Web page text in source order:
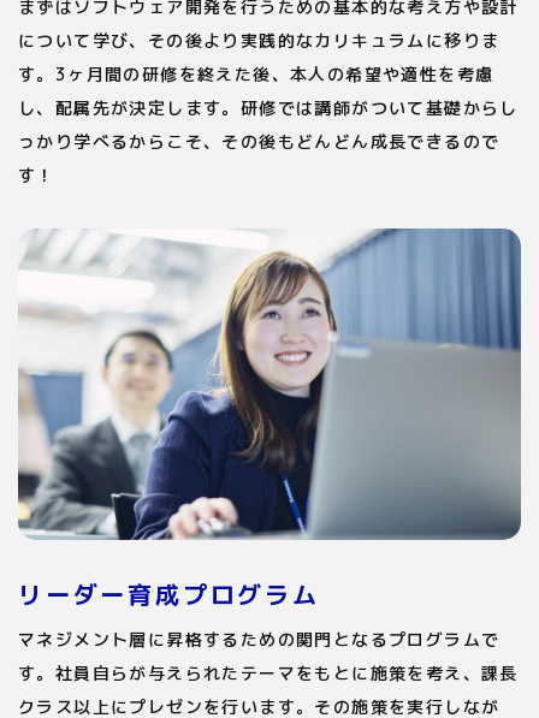
まずはソフトウェア開発を行うための基本的な考え方や設計
について学び、その後より実践的なカリキュラムに移りま
す。3ヶ月間の研修を終えた後、本人の希望や適性を考慮
し、配属先が決定します。研修では講師がついて基礎からし
っかり学べるからこそ、その後もどんどん成長できるので
す！
リーダー育成プログラム
マネジメント層に昇格するための関門となるプログラムで
す。社員自らが与えられたテーマをもとに施策を考え、課長
クラス以上にプレゼンを行います。その施策を実行しなが